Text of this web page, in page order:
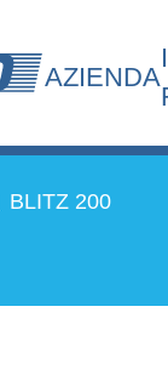
AZIENDA
BLITZ 200